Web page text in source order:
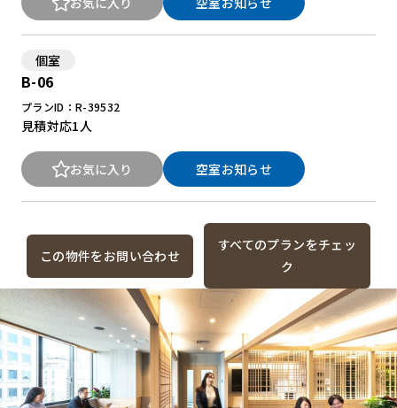
個室
B-06
プランID：R-39532
見積対応1人
お気に入り 空室お知らせ
この物件をお問い合わせ
すべてのプランをチェッ
ク